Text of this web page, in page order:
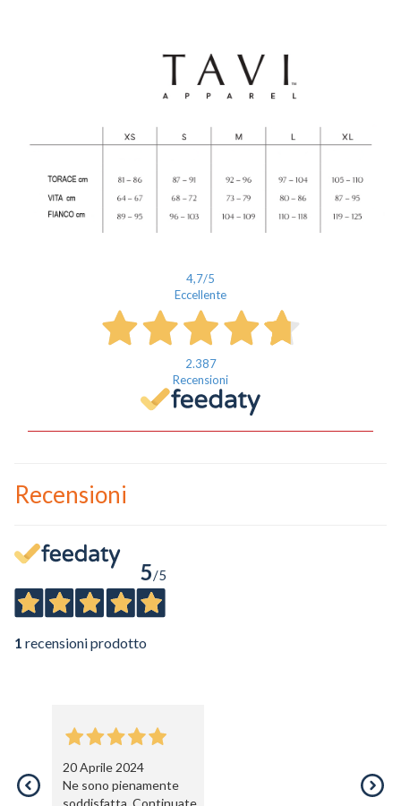
Telefono / Cellulare
Genesi srl. Informativa Privacy
4,7/5
Eccellente
2.387
Recensioni
Recensioni
5/5
1 recensioni prodotto
20 Aprile 2024
Ne sono pienamente